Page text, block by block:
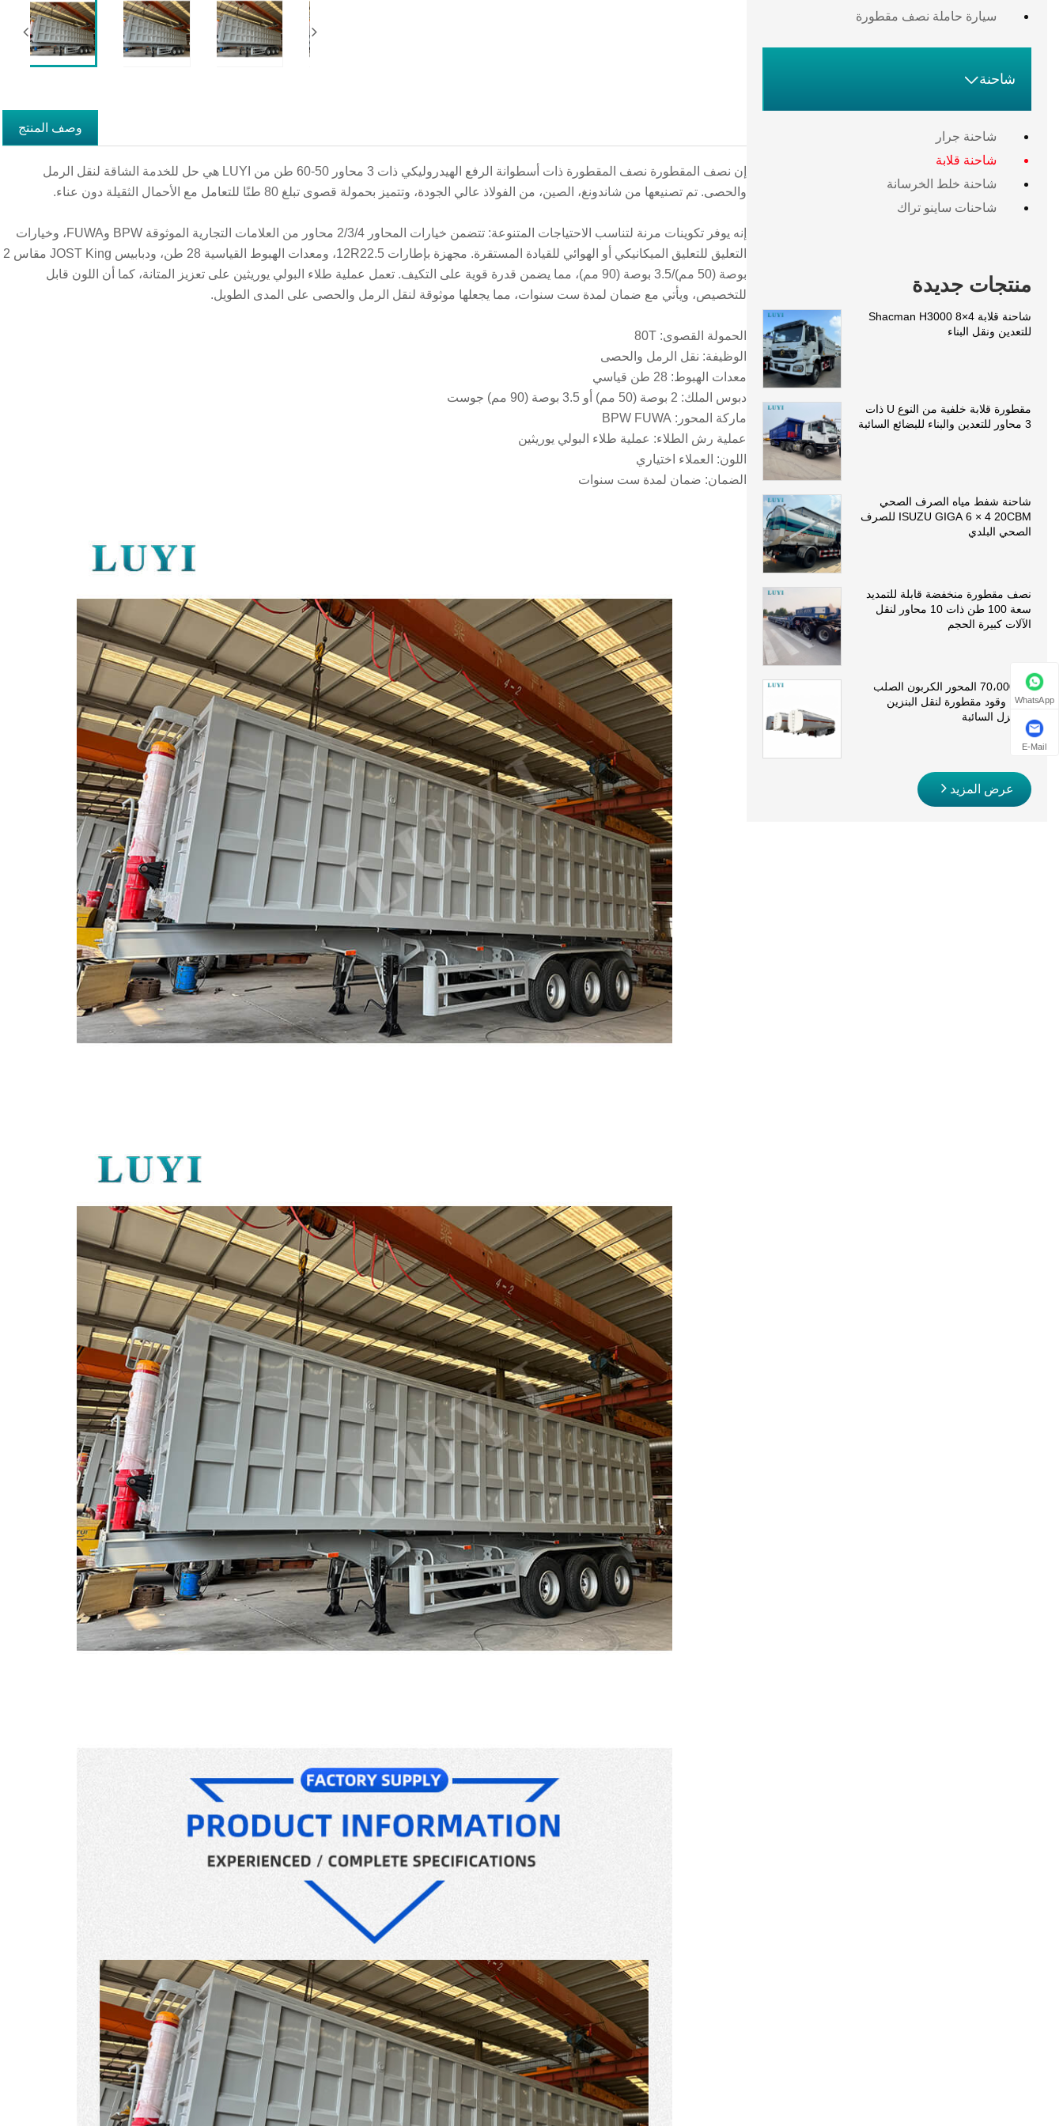
سيارة حاملة نصف مقطورة
شاحنة
شاحنة جرار
شاحنة قلابة
شاحنة خلط الخرسانة
شاحنات ساينو تراك
منتجات جديدة
شاحنة قلابة Shacman H3000 8×4
للتعدين ونقل البناء
مقطورة قلابة خلفية من النوع U ذات
3 محاور للتعدين والبناء للبضائع السائبة
شاحنة شفط مياه الصرف الصحي
ISUZU GIGA 6 × 4 20CBM للصرف
الصحي البلدي
نصف مقطورة منخفضة قابلة للتمديد
سعة 100 طن ذات 10 محاور لنقل
الآلات كبيرة الحجم
70،000L 5 المحور الكربون الصلب
ناقلة وقود مقطورة لنقل البنزين
والديزل السائبة
عرض المزيد
وصف المنتج
إن نصف المقطورة نصف المقطورة ذات أسطوانة الرفع الهيدروليكي ذات 3 محاور 50-60 طن من LUYI هي حل للخدمة الشاقة لنقل الرمل
والحصى. تم تصنيعها من شاندونغ، الصين، من الفولاذ عالي الجودة، وتتميز بحمولة قصوى تبلغ 80 طنًا للتعامل مع الأحمال الثقيلة دون عناء.
إنه يوفر تكوينات مرنة لتناسب الاحتياجات المتنوعة: تتضمن خيارات المحاور 2/3/4 محاور من العلامات التجارية الموثوقة BPW وFUWA، وخيارات
التعليق للتعليق الميكانيكي أو الهوائي للقيادة المستقرة. مجهزة بإطارات 12R22.5، ومعدات الهبوط القياسية 28 طن، ودبابيس JOST King مقاس 2
بوصة (50 مم)/3.5 بوصة (90 مم)، مما يضمن قدرة قوية على التكيف. تعمل عملية طلاء البولي يوريثين على تعزيز المتانة، كما أن اللون قابل
للتخصيص، ويأتي مع ضمان لمدة ست سنوات، مما يجعلها موثوقة لنقل الرمل والحصى على المدى الطويل.
الحمولة القصوى: 80T
الوظيفة: نقل الرمل والحصى
معدات الهبوط: 28 طن قياسي
دبوس الملك: 2 بوصة (50 مم) أو 3.5 بوصة (90 مم) جوست
ماركة المحور: BPW FUWA
عملية رش الطلاء: عملية طلاء البولي يوريثين
اللون: العملاء اختياري
الضمان: ضمان لمدة ست سنوات
WhatsApp
E-Mail